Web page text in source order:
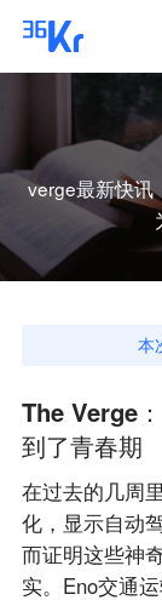
verge最新快讯
本
The Verge
到了青春期
在过去的几周
化，显示自动
而证明这些神
实。Eno交通